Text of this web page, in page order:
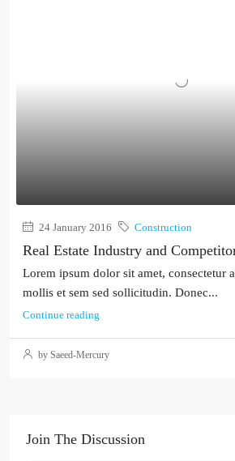
24 January 2016 Construction
Real Estate Industry and
Lorem ipsum dolor sit amet, consectetur
mollis et sem sed sollicitudin. Donec...
Continue reading
by Saeed-Mercury
Join The Discussion